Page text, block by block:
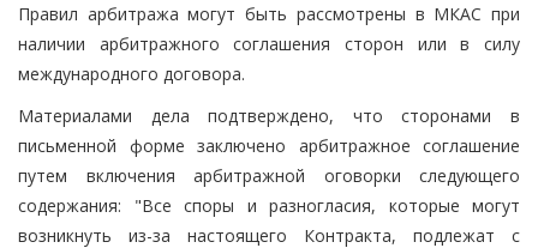
Правил арбитража могут быть рассмотрены в МКАС при
наличии арбитражного соглашения сторон или в силу
международного договора.
Материалами дела подтверждено, что сторонами в
письменной форме заключено арбитражное соглашение
путем включения арбитражной оговорки следующего
содержания: "Все споры и разногласия, которые могут
возникнуть из-за настоящего Контракта, подлежат с